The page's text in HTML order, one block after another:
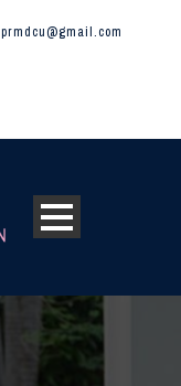
prmdcu@gmail.com